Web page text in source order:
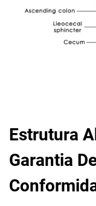
Estrutura
Garantia